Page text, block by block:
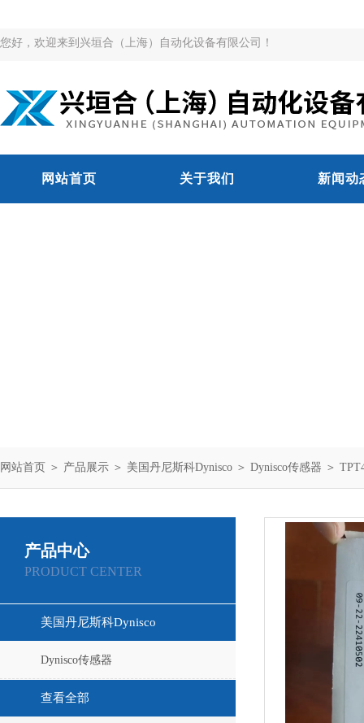
您好，欢迎来到兴垣合（上海）自动化设备有限公司！
网站首页 关于我们 新闻动
网站首页 ＞ 产品展示 ＞ 美国丹尼斯科Dynisco ＞ Dynisco传感器 ＞
产品中心
PRODUCT CENTER
美国丹尼斯科Dynisco
Dynisco传感器
查看全部